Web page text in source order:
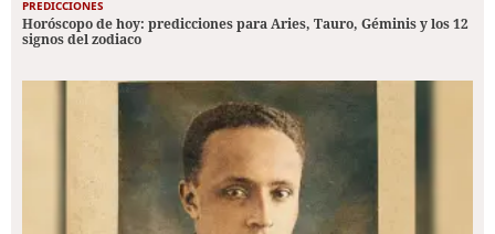
PREDICCIONES
Horóscopo de hoy: predicciones para Aries, Tauro, Géminis y los 12
signos del zodiaco